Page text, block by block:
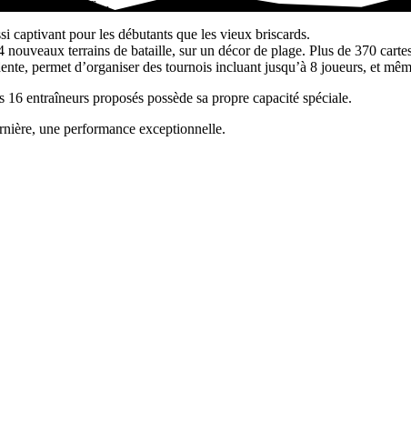
captivant pour les débutants que les vieux briscards.
terrains de bataille, sur un décor de plage. Plus de 370
permet d’organiser des tournois incluant jusqu’à 8 joueurs, et
entraîneurs proposés possède sa propre capacité spéciale.
une performance exceptionnelle.